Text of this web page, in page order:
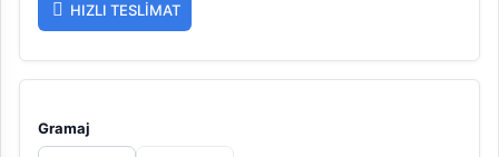
HIZLI TESLIMAT
Gramaj